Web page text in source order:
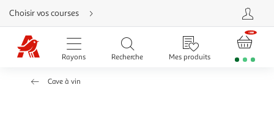
Aller
directement
au
contenu
Aller
directement
Aller
Choisir vos courses
Rayons Recherche Mes produits
Cave à vin